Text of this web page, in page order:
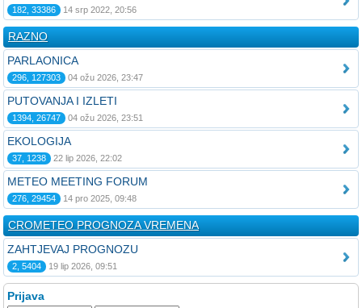
182, 33386 14 srp 2022, 20:56
RAZNO
PARLAONICA
296, 127303 04 ožu 2026, 23:47
PUTOVANJA I IZLETI
1394, 26747 04 ožu 2026, 23:51
EKOLOGIJA
37, 1238 22 lip 2026, 22:02
METEO MEETING FORUM
276, 29454 14 pro 2025, 09:48
CROMETEO PROGNOZA VREMENA
ZAHTJEVAJ PROGNOZU
2, 5404 19 lip 2026, 09:51
Prijava